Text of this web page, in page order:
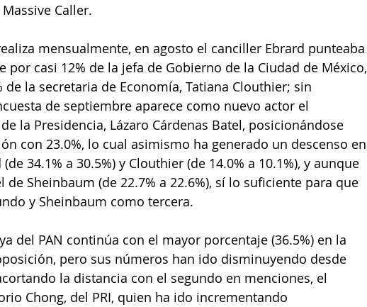
Caller.
mensualmente, en agosto el canciller Ebrard punteaba
por casi 12% de la jefa de Gobierno de la Ciudad de México,
de la secretaria de Economía, Tatiana Clouthier; sin
de septiembre aparece como nuevo actor el
la Presidencia, Lázaro Cárdenas Batel, posicionándose
con 23.0%, lo cual asimismo ha generado un descenso en
34.1% a 30.5%) y Clouthier (de 14.0% a 10.1%), y aunque
Sheinbaum (de 22.7% a 22.6%), sí lo suficiente para que
y Sheinbaum como tercera.
del PAN continúa con el mayor porcentaje (36.5%) en la
pero sus números han ido disminuyendo desde
la distancia con el segundo en menciones, el
Chong, del PRI, quien ha ido incrementando